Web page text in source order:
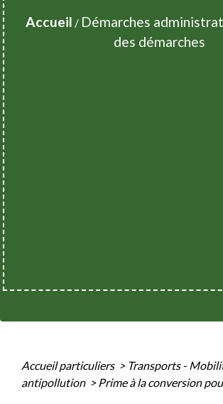
Accueil / Démarches
des démarches
Accueil particuliers > Transports -
antipollution > Prime à la conversion